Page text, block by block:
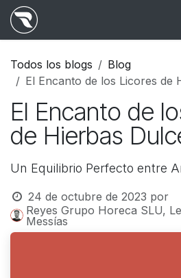
Ir al contenido
Todos los blogs
Blog
El Encanto de los Licores de
El Encanto de
de Hierbas
Un Equilibrio Perfecto entre
24 de octubre de 2023 por
Reyes Grupo Horeca SLU,
Messías